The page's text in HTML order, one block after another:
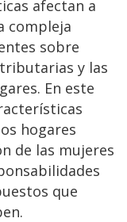
afectan a
compleja
sobre
y las
En este
hogares
de las mujeres
que